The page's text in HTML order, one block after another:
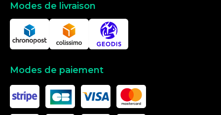
Modes de livraison
Modes de paiement